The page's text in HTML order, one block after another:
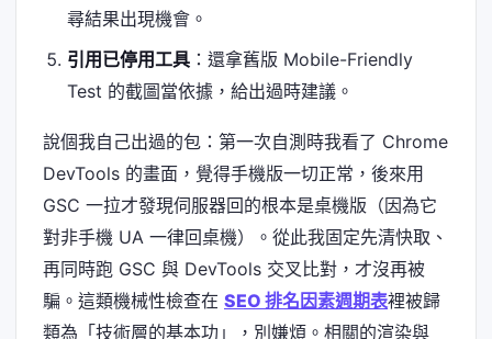
尋結果出現機會。
引用已停用工具：還拿舊版 Mobile-Friendly
Test 的截圖當依據，給出過時建議。
說個我自己出過的包：第一次自測時我看了 Chrome
DevTools 的畫面，覺得手機版一切正常，後來用
GSC 一拉才發現伺服器回的根本是桌機版（因為它
對非手機 UA 一律回桌機）。從此我固定先清快取、
再同時跑 GSC 與 DevTools 交叉比對，才沒再被
騙。這類機械性檢查在 SEO 排名因素週期表裡被歸
類為「技術層的基本功」，別嫌煩。相關的渲染與